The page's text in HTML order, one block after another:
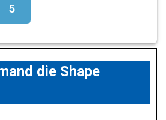
5
die Shape